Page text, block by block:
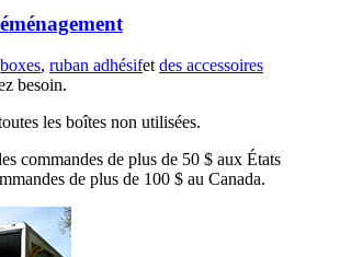
boxes, ruban adhésifet des accessoires
besoin.
les boîtes non utilisées.
commandes de plus de 50 $ aux États
de plus de 100 $ au Canada.